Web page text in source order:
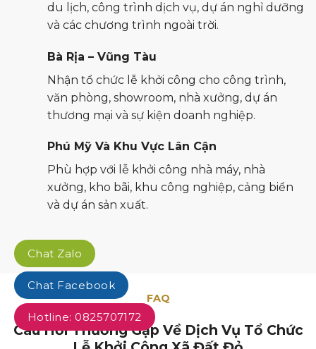
du lịch, công trình dịch vụ, dự án nghỉ dưỡng
và các chương trình ngoài trời.
Bà Rịa – Vũng Tàu
Nhận tổ chức lễ khởi công cho công trình,
văn phòng, showroom, nhà xưởng, dự án
thương mại và sự kiện doanh nghiệp.
Phú Mỹ Và Khu Vực Lân Cận
Phù hợp với lễ khởi công nhà máy, nhà
xưởng, kho bãi, khu công nghiệp, cảng biển
và dự án sản xuất.
FAQ
Câu Hỏi Thường Gặp Về Dịch Vụ Tổ Chức
Chat Zalo
Chat Facebook
Hotline: 0825707172